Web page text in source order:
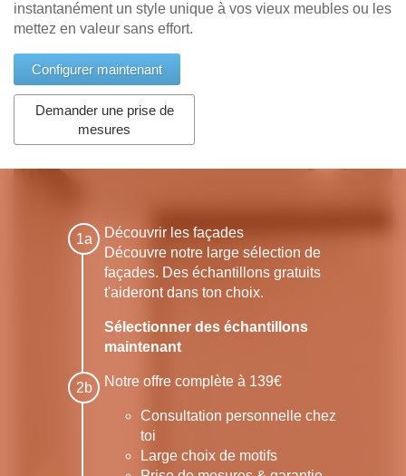
instantanément un style unique à vos vieux meubles ou les
mettez en valeur sans effort.
Configurer maintenant
Demander une prise de
mesures
Découvrir les façades
Découvre notre large sélection de
façades. Des échantillons gratuits
t'aideront dans ton choix.
Sélectionner des échantillons
maintenant
Notre offre complète à 139€
Consultation personnelle chez
toi
Large choix de motifs